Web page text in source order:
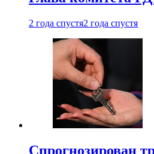
2 года спустя2 года спустя
Спрогнозирован